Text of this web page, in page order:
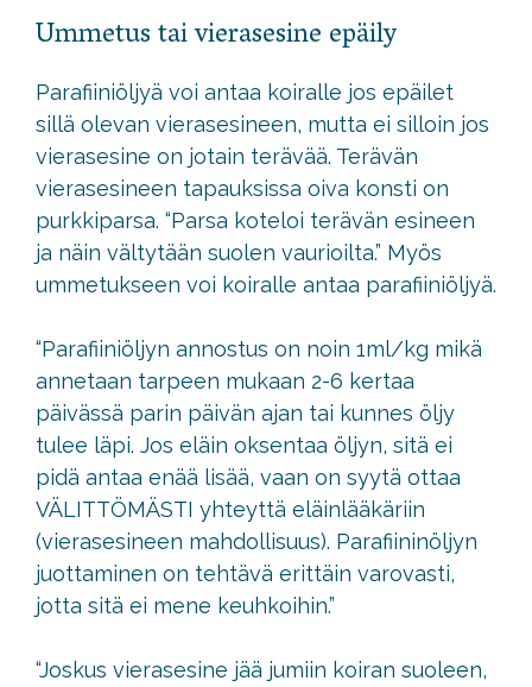
Ummetus tai vierasesine epäily
Parafiiniöljyä voi antaa koiralle jos epäilet
sillä olevan vierasesineen, mutta ei silloin jos
vierasesine on jotain terävää. Terävän
vierasesineen tapauksissa oiva konsti on
purkkiparsa. “Parsa koteloi terävän esineen
ja näin vältytään suolen vaurioilta.” Myös
ummetukseen voi koiralle antaa parafiiniöljyä.
“Parafiiniöljyn annostus on noin 1ml/kg mikä
annetaan tarpeen mukaan 2-6 kertaa
päivässä parin päivän ajan tai kunnes öljy
tulee läpi. Jos eläin oksentaa öljyn, sitä ei
pidä antaa enää lisää, vaan on syytä ottaa
VÄLITTÖMÄSTI yhteyttä eläinlääkäriin
(vierasesineen mahdollisuus). Parafiininöljyn
juottaminen on tehtävä erittäin varovasti,
jotta sitä ei mene keuhkoihin.”
“Joskus vierasesine jää jumiin koiran suoleen,